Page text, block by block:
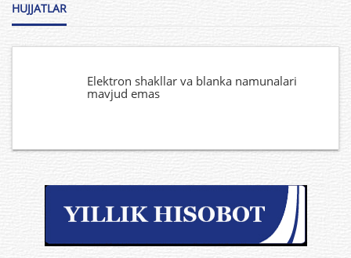
HUJJATLAR
Elektron shakllar va blanka namunalari
mavjud emas